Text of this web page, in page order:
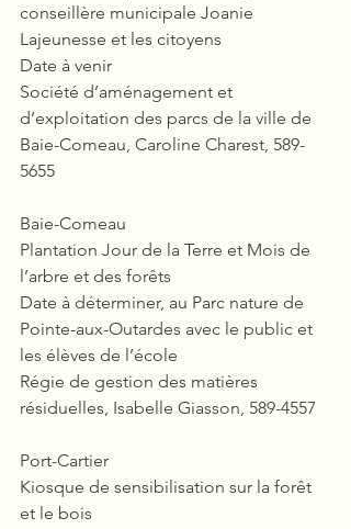
conseillère municipale Joanie
Lajeunesse et les citoyens
Date à venir
Société d’aménagement et
d’exploitation des parcs de la ville de
Baie-Comeau, Caroline Charest, 589-
5655
Baie-Comeau
Plantation Jour de la Terre et Mois de
l’arbre et des forêts
Date à déterminer, au Parc nature de
Pointe-aux-Outardes avec le public et
les élèves de l’école
Régie de gestion des matières
résiduelles, Isabelle Giasson, 589-4557
Port-Cartier
Kiosque de sensibilisation sur la forêt
et le bois